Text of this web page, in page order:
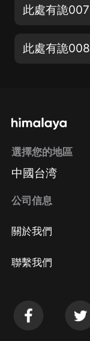
此處有詭007
此處有詭008
選擇您的地區
中國台湾
公司信息
關於我們
聯繫我們